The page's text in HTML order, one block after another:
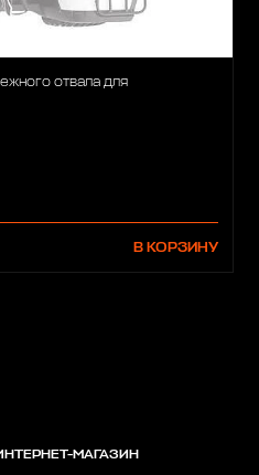
отвала для
В КОРЗИНУ
МАГАЗИН